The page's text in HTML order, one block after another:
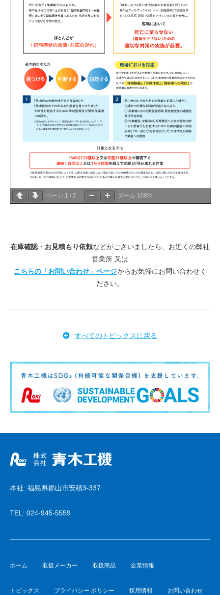
ページ 1 / 2 ズーム 100%
在庫確認・ お見積もり依頼などがございましたら、お近くの弊社
営業所 又は
こちらの「お問い合わせ」ページからお気軽にお問い合わせく
ださい。
すべてのトピックスに戻る
本社: 福島県郡山市安積3-337
TEL: 024-945-5559
ホーム 取扱メーカー 取扱商品 企業情報
トピックス プライバシー ポリシー 採用情報 お問い合わせ